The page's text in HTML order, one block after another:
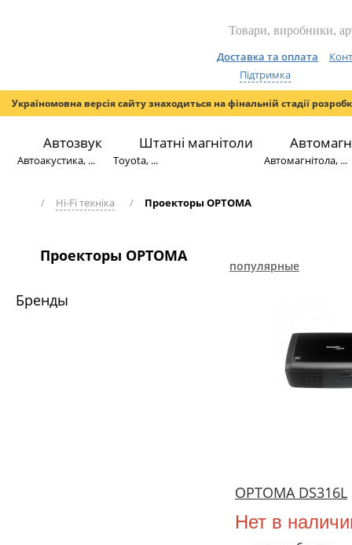
Доставка та оплата
Підтримка
Україномовна версія сайту знаходиться на фінальній стадії
Автозвук
Автоакустика, ...
Штатні магнітоли
Toyota, ... Автомагнітола, ...
/ Hi-Fi техніка / Проекторы OPTOMA
Проекторы OPTOMA
Бренды
популярные
OPTOMA DS316L
Нет в